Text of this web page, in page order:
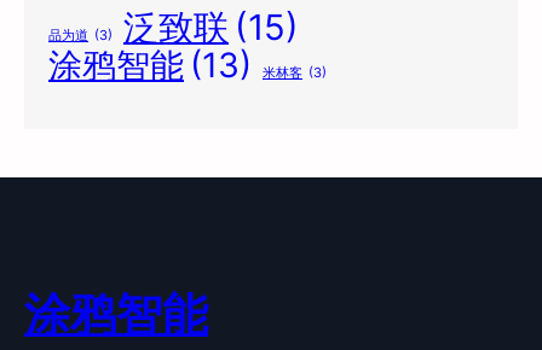
品为道 (3) 泛致联 (15)
涂鸦智能 (13) 米林客 (3)
涂鸦智能